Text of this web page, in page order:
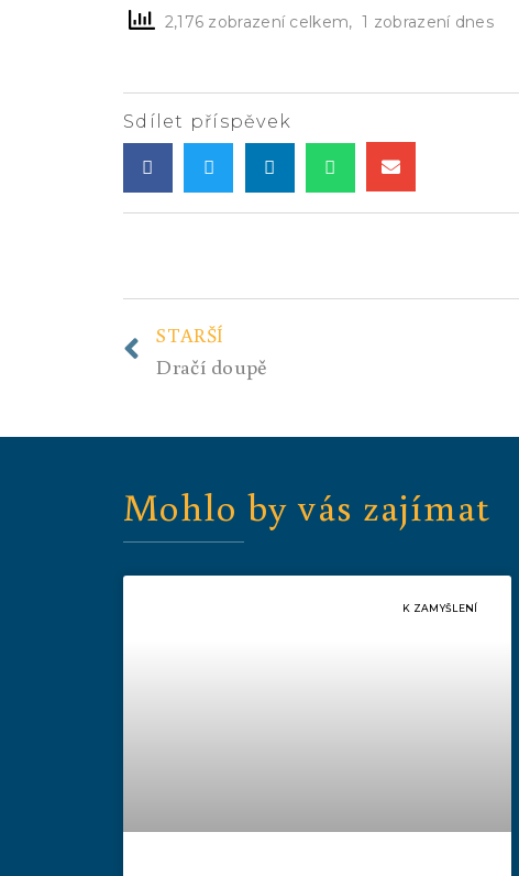
2,176 zobrazení celkem, 1 zobrazení dnes
Sdílet příspěvek
STARŠÍ
Dračí doupě
Mohlo by vás zajímat
K ZAMYŠLENÍ